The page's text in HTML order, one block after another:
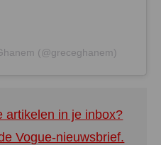
(@greceghanem)
artikelen in je inbox?
Vogue-nieuwsbrief.